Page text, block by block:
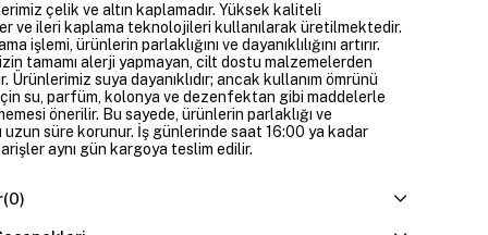
çelik ve altın kaplamadır. Yüksek kaliteli
ve ileri kaplama teknolojileri kullanılarak üretilmektedir.
işlemi, ürünlerin parlaklığını ve dayanıklılığını artırır.
tamamı alerji yapmayan, cilt dostu malzemelerden
Ürünlerimiz suya dayanıklıdır; ancak kullanım ömrünü
su, parfüm, kolonya ve dezenfektan gibi maddelerle
önerilir. Bu sayede, ürünlerin parlaklığı ve
uzun süre korunur. İş günlerinde saat 16:00 ya kadar
aynı gün kargoya teslim edilir.
(0)